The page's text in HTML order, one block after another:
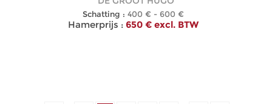
Schatting : 400 € - 600 €
Hamerprijs : 650 € excl. BTW